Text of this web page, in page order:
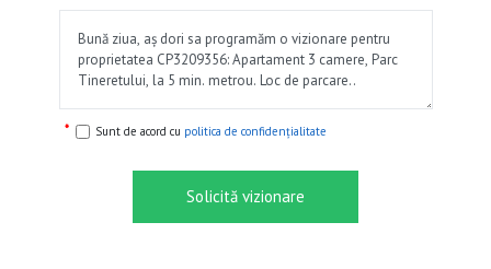
Sunt de acord cu politica de confidențialitate
Solicită vizionare